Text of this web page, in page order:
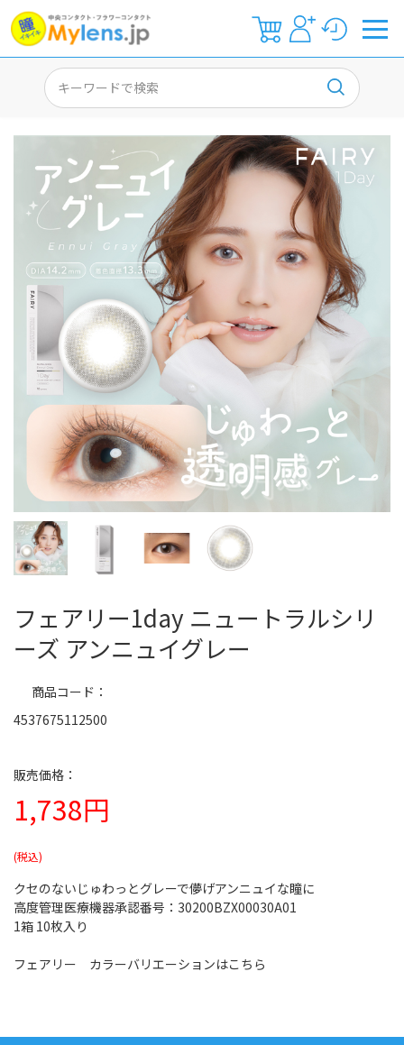
フェアリー1day ニュートラルシリ
ーズ アンニュイグレー
1,738円
商品コード
4537675112500
クセのないじゅわっとグレーで儚げアンニュイな瞳に
高度管理医療機器承認番号：30200BZX00030A01
1箱 10枚入り
フェアリー カラーバリエーションはこちら